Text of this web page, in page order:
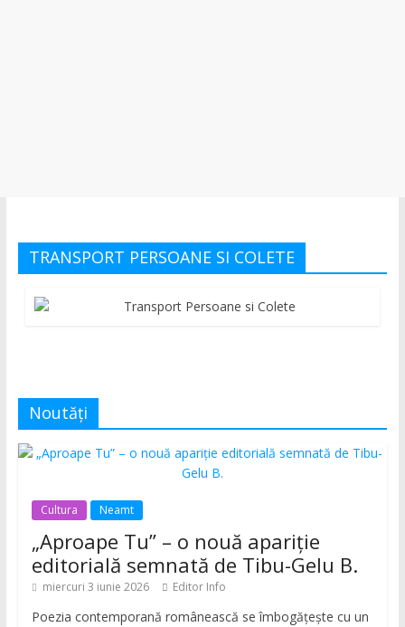
TRANSPORT PERSOANE SI COLETE
Noutăți
Cultura Neamt
„Aproape Tu” – o nouă apariție
editorială semnată de Tibu-Gelu B.
miercuri 3 iunie 2026 Editor Info
Poezia contemporană românească se îmbogățește cu un